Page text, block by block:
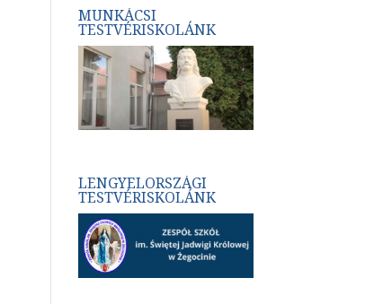
MUNKÁCSI
TESTVÉRISKOLÁNK
LENGYELORSZÁGI
TESTVÉRISKOLÁNK